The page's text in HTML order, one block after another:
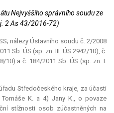
Nejvyššího správního soudu ze
2 As 43/2016-72)
nálezy Ústavního soudu č. 2/2008
Sb. ÚS (sp. zn. III. ÚS 2942/10), č.
10) a č. 184/2011 Sb. ÚS (sp. zn. I.
Středočeského kraje, za účasti
K. a 4) Jany K., o povaze
stížnosti osob zúčastněných na